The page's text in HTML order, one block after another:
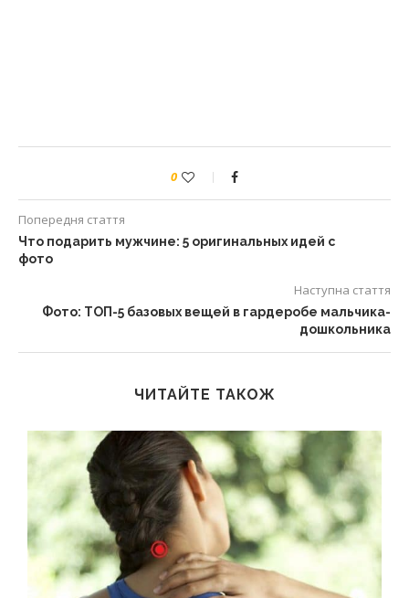
0
Попередня стаття
Что подарить мужчине: 5 оригинальных идей с
фото
Наступна стаття
Фото: ТОП-5 базовых вещей в гардеробе мальчика-
дошкольника
ЧИТАЙТЕ ТАКОЖ